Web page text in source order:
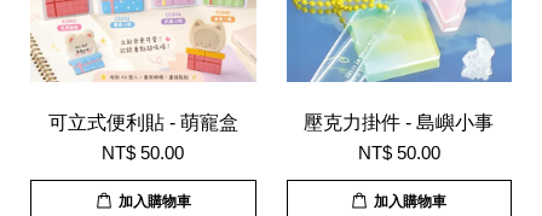
可立式便利貼 - 萌寵盒
NT$ 50.00
加入購物車
壓克力掛件 - 島嶼小事
NT$ 50.00
加入購物車